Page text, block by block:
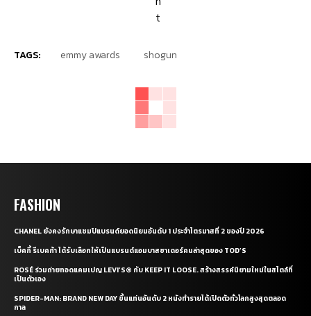
TAGS: emmy awards shogun
FASHION
CHANEL ยังคงรักษาแชมป์แบรนด์ยอดนิยมอันดับ 1 ประจำไตรมาสที่ 2 ของปี 2026
เบ็คกี้ รีเบคก้า ได้รับเลือกให้เป็นแบรนด์แอมบาสซาเดอร์คนล่าสุดของ TOD’S
ROSÉ ร่วมถ่ายทอดแคมเปญ LEVI’S® กับ KEEP IT LOOSE. สร้างสรรค์นิยามใหม่ในสไตล์ที่
เป็นตัวเอง
SPIDER-MAN: BRAND NEW DAY ขึ้นแท่นอันดับ 2 หนังทำรายได้เปิดตัวทั่วโลกสูงสุดตลอด
กาล